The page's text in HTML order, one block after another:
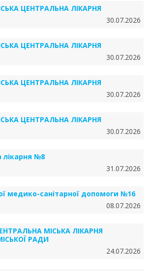
ЦЕНТРАЛЬНА ЛІКАРНЯ
30.07.2026
ЦЕНТРАЛЬНА ЛІКАРНЯ
30.07.2026
ЦЕНТРАЛЬНА ЛІКАРНЯ
30.07.2026
ЦЕНТРАЛЬНА ЛІКАРНЯ
30.07.2026
лікарня №8
31.07.2026
медико-санітарної допомоги №16
08.07.2026
МІСЬКА ЛІКАРНЯ
РАДИ
24.07.2026